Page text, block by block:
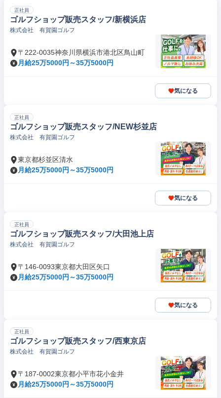
正社員
ゴルフショップ販売スタッフ/新横浜店
株式会社 有賀園ゴルフ
〒222-0035神奈川県横浜市港北区鳥山町
月給25万5000円～35万5000円
気になる
正社員
ゴルフショップ販売スタッフ/NEW杉並店
株式会社 有賀園ゴルフ
東京都杉並区清水
月給25万5000円～35万5000円
気になる
正社員
ゴルフショップ販売スタッフ/大田池上店
株式会社 有賀園ゴルフ
〒146-0093東京都大田区矢口
月給25万5000円～35万5000円
気になる
正社員
ゴルフショップ販売スタッフ/西東京店
株式会社 有賀園ゴルフ
〒187-0002東京都小平市花小金井
月給25万5000円～35万5000円